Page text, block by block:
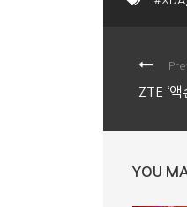
ZTE ‘
YOU